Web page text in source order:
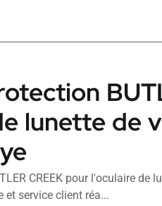
lunette de
CREEK pour l'oculaire de
et service client réa...